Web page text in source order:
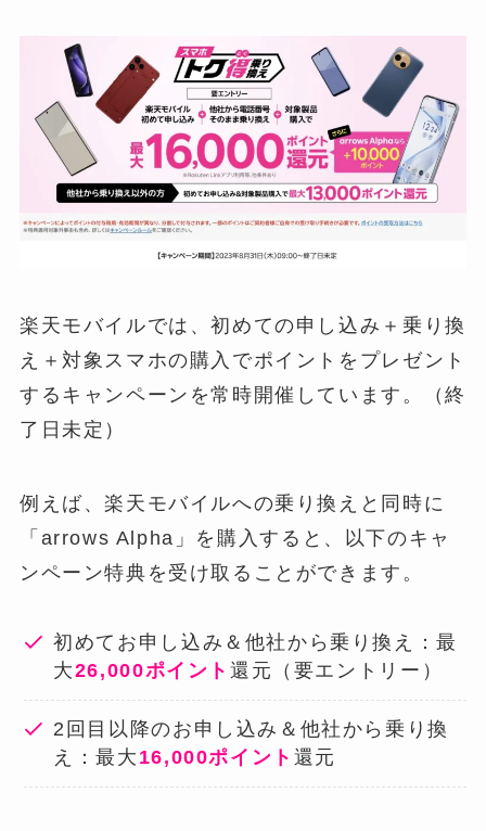
楽天モバイルでは、初めての申し込み＋乗り換
え＋対象スマホの購入でポイントをプレゼント
するキャンペーンを常時開催しています。（終
了日未定）
例えば、楽天モバイルへの乗り換えと同時に
「arrows Alpha」を購入すると、以下のキャ
ンペーン特典を受け取ることができます。
初めてお申し込み＆他社から乗り換え：最
大26,000ポイント還元（要エントリー）
2回目以降のお申し込み＆他社から乗り換
え：最大 16,000ポイント 還元